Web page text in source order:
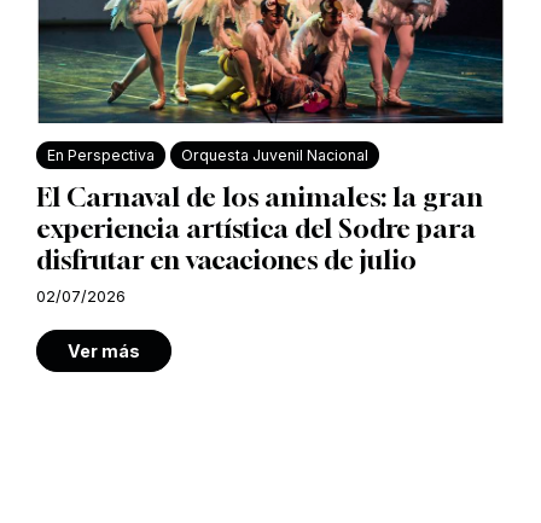
En Perspectiva Orquesta Juvenil Nacional
El Carnaval de los animales: la gran
experiencia artística del Sodre para
disfrutar en vacaciones de julio
02/07/2026
Ver más